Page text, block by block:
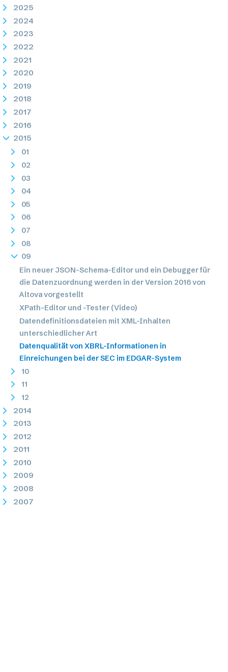
2025
2024
2023
2022
2021
2020
2019
2018
2017
2016
2015
01
02
03
04
05
06
07
08
09
Ein neuer JSON-Schema-Editor und ein Debugger für
die Datenzuordnung werden in der Version 2016 von
Altova vorgestellt
XPath-Editor und -Tester (Video)
Datendefinitionsdateien mit XML-Inhalten
unterschiedlicher Art
Datenqualität von XBRL-Informationen in
Einreichungen bei der SEC im EDGAR-System
10
11
12
2014
2013
2012
2011
2010
2009
2008
2007